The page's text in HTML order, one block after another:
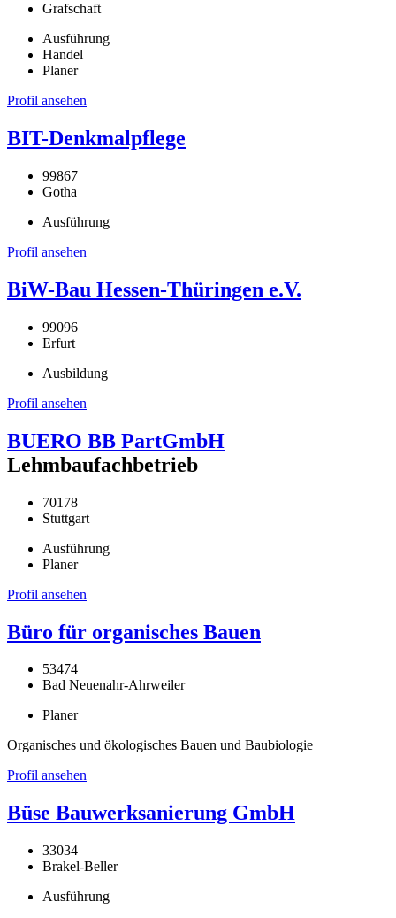
Grafschaft
Ausführung
Handel
Planer
Profil ansehen
BIT-Denkmalpflege
99867
Gotha
Ausführung
Profil ansehen
BiW-Bau Hessen-Thüringen e.V.
99096
Erfurt
Ausbildung
Profil ansehen
BUERO BB PartGmbH
Lehmbaufachbetrieb
70178
Stuttgart
Ausführung
Planer
Profil ansehen
Büro für organisches Bauen
53474
Bad Neuenahr-Ahrweiler
Planer
Organisches und ökologisches Bauen und Baubiologie
Profil ansehen
Büse Bauwerksanierung GmbH
33034
Brakel-Beller
Ausführung